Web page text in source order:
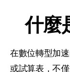
什麼
在數位轉型加
或試算表，不